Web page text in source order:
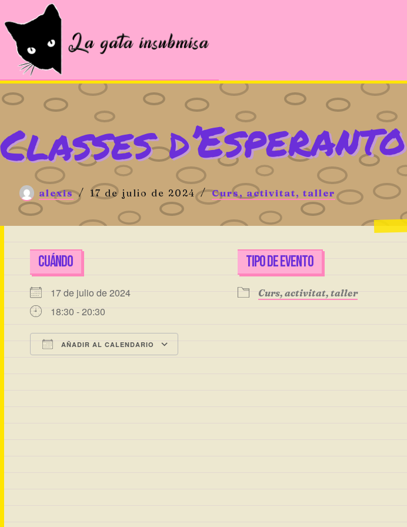
contenido
Classes d’Esperanto
alexis 17 de julio de 2024 Curs, activitat, taller
CUÁNDO
17 de julio de 2024
18:30 - 20:30
AÑADIR AL CALENDARIO
TIPO DE EVENTO
Curs, activitat, taller